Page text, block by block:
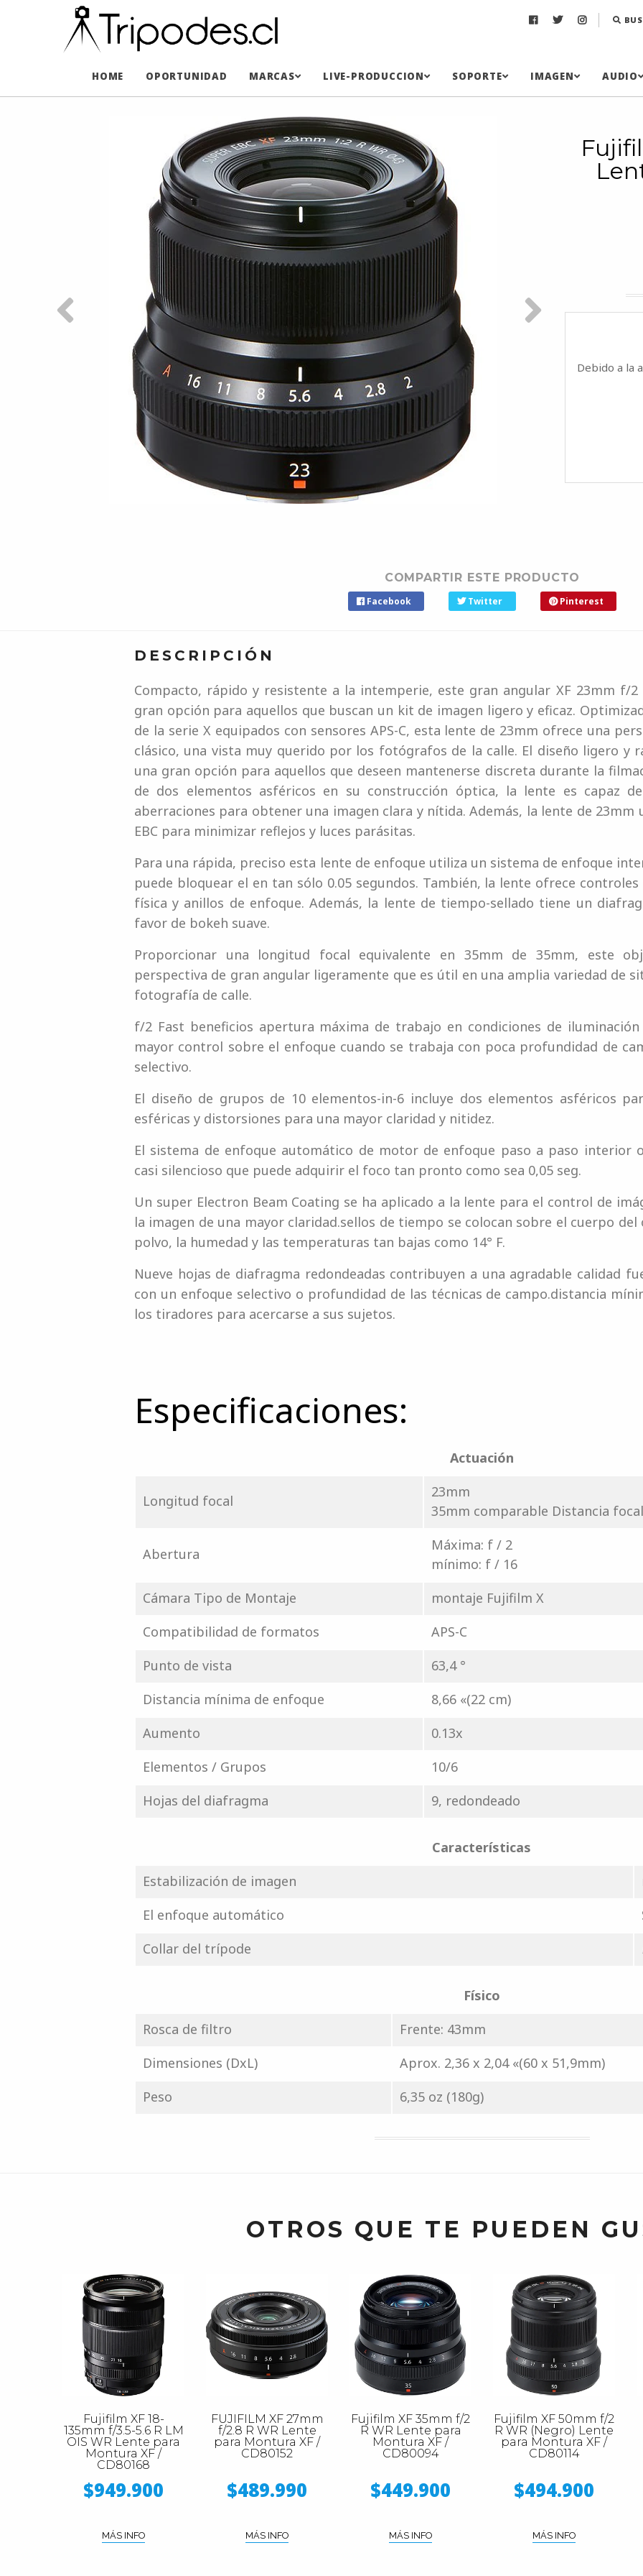
HOME OPORTUNIDAD MARCAS LIVE-PRODUCCION SOPORTE IMAGEN AUDIO
Debido a la
COMPARTIR ESTE PRODUCTO
Facebook Twitter Pinterest
DESCRIPCIÓN
Compacto, rápido y resistente a la intemperie, este gran angular XF 23mm f/2
gran opción para aquellos que buscan un kit de imagen ligero y eficaz.
de la serie X equipados con sensores APS-C, esta lente de 23mm ofrece una
clásico, una vista muy querido por los fotógrafos de la calle. El diseño ligero y
una gran opción para aquellos que deseen mantenerse discreta durante la
de dos elementos asféricos en su construcción óptica, la lente es capaz
aberraciones para obtener una imagen clara y nítida. Además, la lente de
EBC para minimizar reflejos y luces parásitas.
Para una rápida, preciso esta lente de enfoque utiliza un sistema de enfoque
puede bloquear el en tan sólo 0.05 segundos. También, la lente ofrece
física y anillos de enfoque. Además, la lente de tiempo-sellado tiene un
favor de bokeh suave.
Proporcionar una longitud focal equivalente en 35mm de 35mm, este
perspectiva de gran angular ligeramente que es útil en una amplia variedad de
fotografía de calle.
f/2 Fast beneficios apertura máxima de trabajo en condiciones de
mayor control sobre el enfoque cuando se trabaja con poca profundidad de
selectivo.
El diseño de grupos de 10 elementos-in-6 incluye dos elementos asféricos
esféricas y distorsiones para una mayor claridad y nitidez.
El sistema de enfoque automático de motor de enfoque paso a paso interior
casi silencioso que puede adquirir el foco tan pronto como sea 0,05 seg.
Un super Electron Beam Coating se ha aplicado a la lente para el control de
la imagen de una mayor claridad.sellos de tiempo se colocan sobre el cuerpo
polvo, la humedad y las temperaturas tan bajas como 14° F.
Nueve hojas de diafragma redondeadas contribuyen a una agradable calidad
con un enfoque selectivo o profundidad de las técnicas de campo.distancia
los tiradores para acercarse a sus sujetos.
Especificaciones:
Actuación
Longitud focal
23mm
35mm comparable Distancia
Abertura
Máxima: f / 2
mínimo: f / 16
Cámara Tipo de Montaje
montaje Fujifilm X
Compatibilidad de formatos
APS-C
Punto de vista
63,4 °
Distancia mínima de enfoque
8,66 «(22 cm)
Aumento
0.13x
Elementos / Grupos
10/6
Hojas del diafragma
9, redondeado
Características
Estabilización de imagen
El enfoque automático
Collar del trípode
Físico
Rosca de filtro
Frente: 43mm
Dimensiones (DxL)
Aprox. 2,36 x 2,04 «(60 x 51,9mm)
Peso
6,35 oz (180g)
OTROS QUE TE PUEDEN
Fujifilm XF 18-
135mm f/3.5-5.6 R LM
OIS WR Lente para
Montura XF /
CD80168
$949.900
MÁS INFO
FUJIFILM XF 27mm
f/2.8 R WR Lente
para Montura XF /
CD80152
$489.990
MÁS INFO
Fujifilm XF 35mm f/2
R WR Lente para
Montura XF /
CD80094
$449.900
MÁS INFO
Fujifilm XF 50mm f/2
R WR (Negro) Lente
para Montura XF /
CD80114
$494.900
MÁS INFO